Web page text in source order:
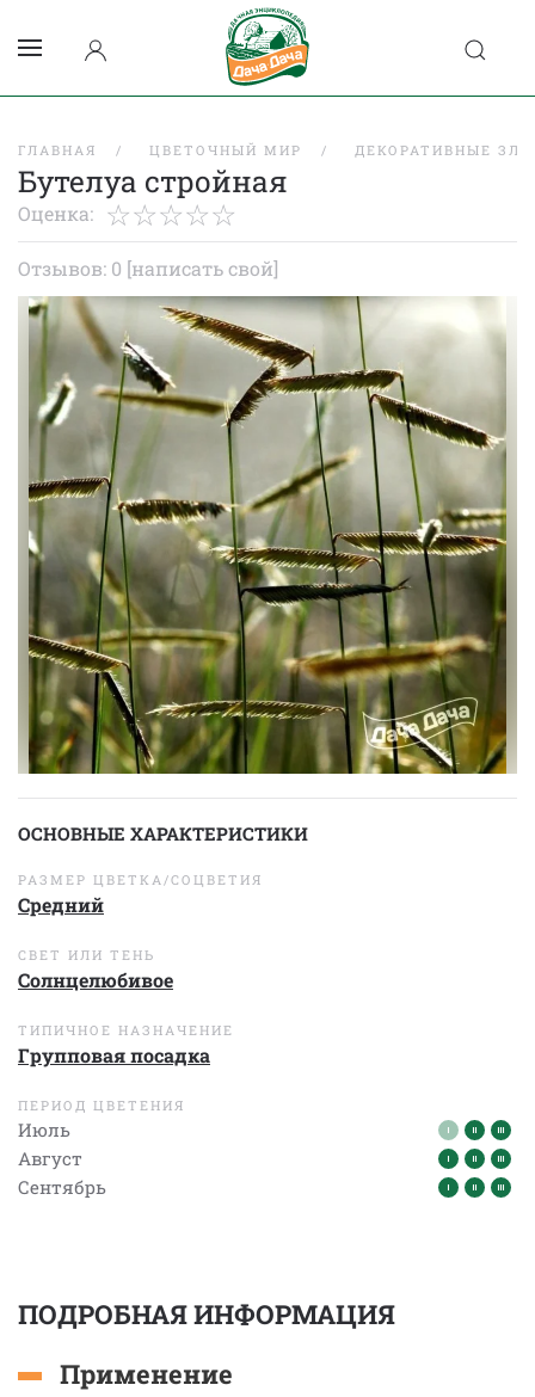
ГЛАВНАЯ ЦВЕТОЧНЫЙ МИР ДЕКОРАТИВНЫЕ
Бутелуа стройная
Оценка:
Отзывов: 0 [написать свой]
ОСНОВНЫЕ ХАРАКТЕРИСТИКИ
РАЗМЕР ЦВЕТКА/СОЦВЕТИЯ
Средний
СВЕТ ИЛИ ТЕНЬ
Солнцелюбивое
ТИПИЧНОЕ НАЗНАЧЕНИЕ
Групповая посадка
ПЕРИОД ЦВЕТЕНИЯ
Июль
Август
Сентябрь
ПОДРОБНАЯ ИНФОРМАЦИЯ
Применение